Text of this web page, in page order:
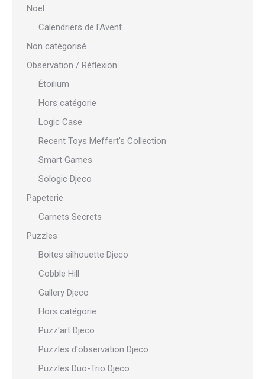
Noël
Calendriers de l'Avent
Non catégorisé
Observation / Réflexion
Étoilium
Hors catégorie
Logic Case
Recent Toys Meffert's Collection
Smart Games
Sologic Djeco
Papeterie
Carnets Secrets
Puzzles
Boites silhouette Djeco
Cobble Hill
Gallery Djeco
Hors catégorie
Puzz'art Djeco
Puzzles d'observation Djeco
Puzzles Duo-Trio Djeco